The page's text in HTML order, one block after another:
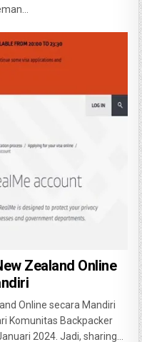
Zealand Online
Online secara Mandiri
Komunitas Backpacker
2024. Jadi, sharing…